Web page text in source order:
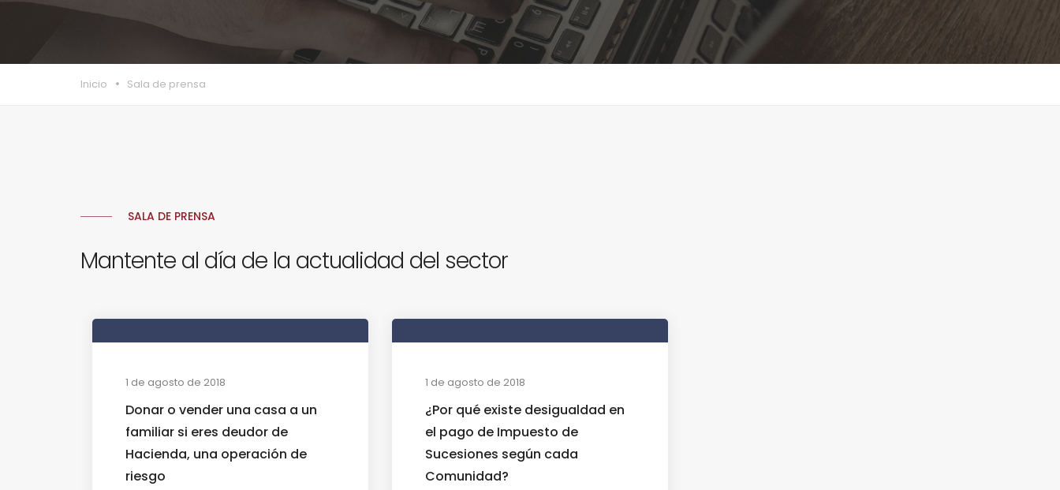
Inicio Sala de prensa
SALA DE PRENSA
Mantente al día de la actualidad del sector
1 de agosto de 2018
Donar o vender una casa a un
familiar si eres deudor de
Hacienda, una operación de
riesgo
1 de agosto de 2018
¿Por qué existe desigualdad en
el pago de Impuesto de
Sucesiones según cada
Comunidad?